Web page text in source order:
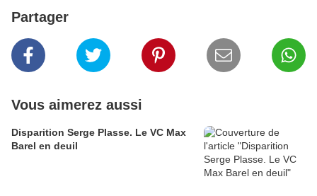
Partager
Vous aimerez aussi
Disparition Serge Plasse. Le VC Max
Barel en deuil